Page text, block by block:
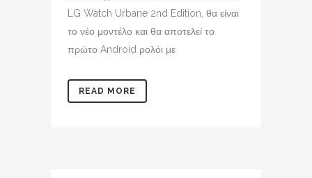
LG Watch Urbane 2nd Edition, θα είναι
το νέο μοντέλο και θα αποτελεί το
πρώτο Android ρολόι με
READ MORE